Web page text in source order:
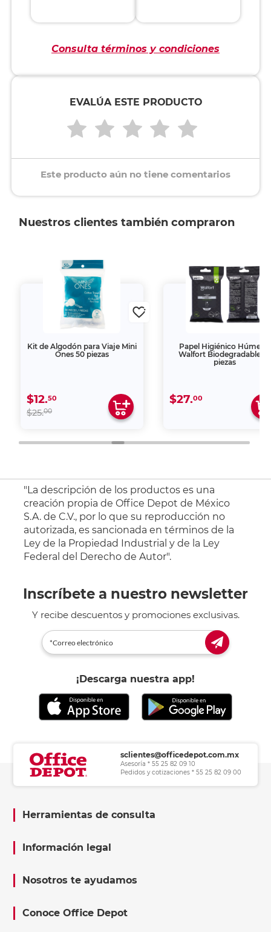
Consulta términos y condiciones
EVALÚA ESTE PRODUCTO
Este producto aún no tiene comentarios
Nuestros clientes también compraron
Kit de Algodón para Viaje Mini
Ones 50 piezas
$12.50
$25.00
Papel Higiénico Húmedo
Walfort Biodegradable 14
piezas
$27.00
"La descripción de los productos es una
creación propia de Office Depot de México
S.A. de C.V., por lo que su reproducción no
autorizada, es sancionada en términos de la
Ley de la Propiedad Industrial y de la Ley
Federal del Derecho de Autor".
Inscríbete a nuestro newsletter
Y recibe descuentos y promociones exclusivas.
¡Descarga nuestra app!
sclientes@officedepot.com.mx
Asesoría * 55 25 82 09 10
Pedidos y cotizaciones * 55 25 82 09 00
Herramientas de consulta
Información legal
Nosotros te ayudamos
Conoce Office Depot